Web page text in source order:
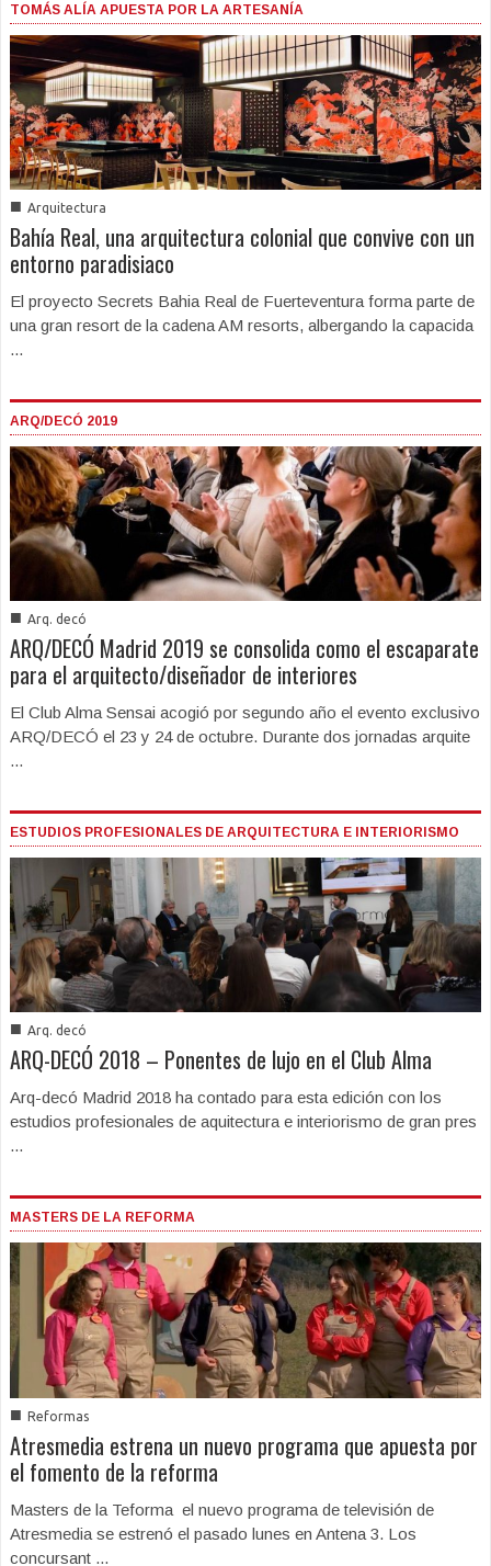
TOMÁS ALÍA APUESTA POR LA ARTESANÍA
■ Arquitectura
Bahía Real, una arquitectura colonial que convive con un
entorno paradisiaco
El proyecto Secrets Bahia Real de Fuerteventura forma parte de
una gran resort de la cadena AM resorts, albergando la capacida
...
ARQ/DECÓ 2019
■ Arq. decó
ARQ/DECÓ Madrid 2019 se consolida como el escaparate
para el arquitecto/diseñador de interiores
El Club Alma Sensai acogió por segundo año el evento exclusivo
ARQ/DECÓ el 23 y 24 de octubre. Durante dos jornadas arquite
...
ESTUDIOS PROFESIONALES DE ARQUITECTURA E INTERIORISMO
■ Arq. decó
ARQ-DECÓ 2018 – Ponentes de lujo en el Club Alma
Arq-decó Madrid 2018 ha contado para esta edición con los
estudios profesionales de aquitectura e interiorismo de gran pres
...
MASTERS DE LA REFORMA
■ Reformas
Atresmedia estrena un nuevo programa que apuesta por
el fomento de la reforma
Masters de la Teforma el nuevo programa de televisión de
Atresmedia se estrenó el pasado lunes en Antena 3. Los
concursant ...